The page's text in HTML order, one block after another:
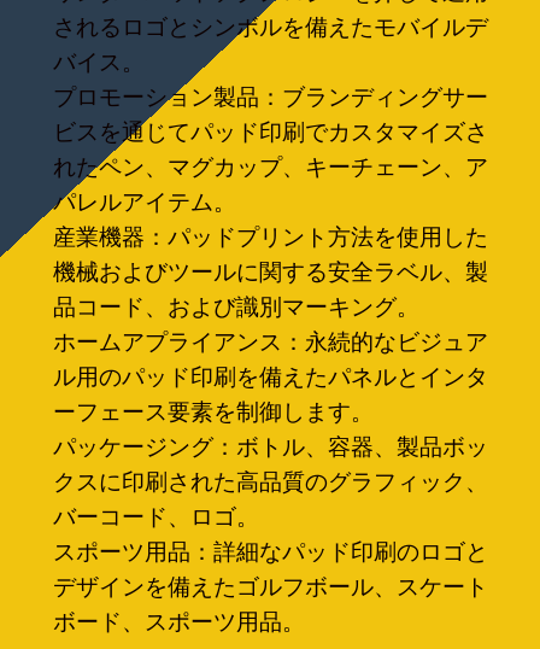
されるロゴとシンボルを備えたモバイルデ
バイス。
プロモーション製品：ブランディングサー
ビスを通じてパッド印刷でカスタマイズさ
れたペン、マグカップ、キーチェーン、ア
パレルアイテム。
産業機器：パッドプリント方法を使用した
機械およびツールに関する安全ラベル、製
品コード、および識別マーキング。
ホームアプライアンス：永続的なビジュア
ル用のパッド印刷を備えたパネルとインタ
ーフェース要素を制御します。
パッケージング：ボトル、容器、製品ボッ
クスに印刷された高品質のグラフィック、
バーコード、ロゴ。
スポーツ用品：詳細なパッド印刷のロゴと
デザインを備えたゴルフボール、スケート
ボード、スポーツ用品。